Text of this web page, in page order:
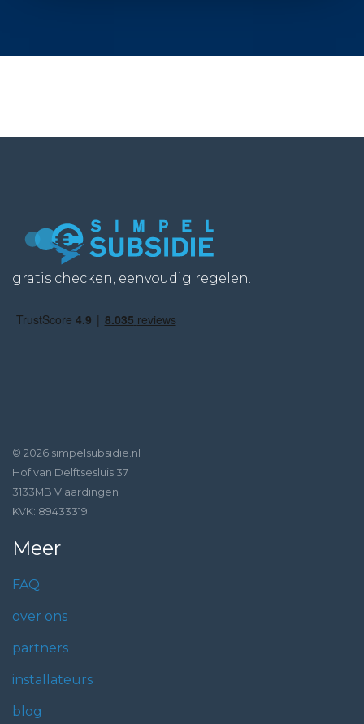
gratis checken, eenvoudig regelen.
© 2026 simpelsubsidie.nl
Hof van Delftsesluis 37
3133MB Vlaardingen
KVK: 89433319
Meer
FAQ
over ons
partners
installateurs
blog